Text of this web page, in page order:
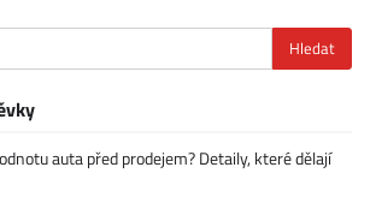
auta před prodejem? Detaily, které dělají